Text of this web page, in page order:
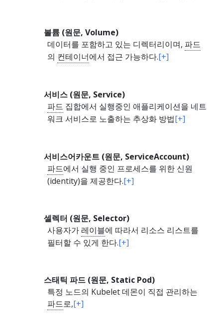
볼륨 (원문, Volume)
데이터를 포함하고 있는 디렉터리이며, 파드
의 컨테이너에서 접근 가능하다.[+]
서비스 (원문, Service)
파드 집합에서 실행중인 애플리케이션을 네트
워크 서비스로 노출하는 추상화 방법[+]
서비스어카운트 (원문, ServiceAccount)
파드에서 실행 중인 프로세스를 위한 신원
(identity)을 제공한다.[+]
셀렉터 (원문, Selector)
사용자가 레이블에 따라서 리소스 리스트를
필터할 수 있게 한다.[+]
스태틱 파드 (원문, Static Pod)
특정 노드의 Kubelet 데몬이 직접 관리하는
파드로,[+]